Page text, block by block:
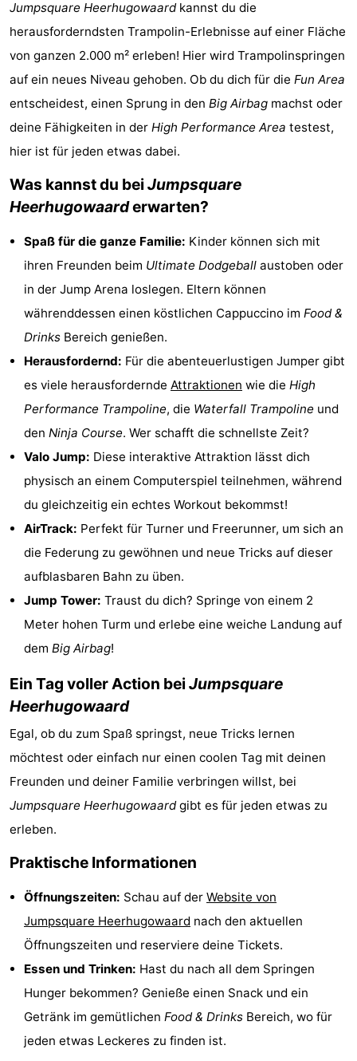
Strand
Sehen
tun
Museen
-
Aussichtspunkte
Attraktionen
-
Spielplätze
Indoor-
Spielplätze
Wellness-
Zentren
Dörfer
Städte
Natur
Sport
Schwimmbader
Radfahren
Wandern
Golfplatze
Sportangeln
Essen
und
Veranstaltungen
Forum
Route
-
Parken
Reisebuchshop
Nordholland
Natur
Schoorlse
Bergen
Jumpsquare Heerhugowaardkannst du die
herausforderndsten Trampolin-Erlebnisse auf einer Fläche
von ganzen 2.000 m² erleben! Hier wird Trampolinspringen
auf ein neues Niveau gehoben. Ob du dich für die Fun Area
entscheidest, einen Sprung in den Big Airbag machst oder
deine Fähigkeiten in der High Performance Area testest,
hier ist für jeden etwas dabei.
Was kannst du bei Jumpsquare
Heerhugowaarderwarten?
Spaß für die ganze Familie: Kinder können sich mit
ihren Freunden beim Ultimate Dodgeball austoben oder
in der Jump Arena loslegen. Eltern können
währenddessen einen köstlichen Cappuccino im Food &
Drinks Bereich genießen.
Herausfordernd: Für die abenteuerlustigen Jumper gibt
es viele herausfordernde Attraktionen wie die High
Performance Trampoline, die Waterfall Trampoline und
den Ninja Course. Wer schafft die schnellste Zeit?
Valo Jump: Diese interaktive Attraktion lässt dich
physisch an einem Computerspiel teilnehmen, während
du gleichzeitig ein echtes Workout bekommst!
AirTrack: Perfekt für Turner und Freerunner, um sich an
die Federung zu gewöhnen und neue Tricks auf dieser
aufblasbaren Bahn zu üben.
Jump Tower: Traust du dich? Springe von einem 2
Meter hohen Turm und erlebe eine weiche Landung auf
dem Big Airbag!
Ein Tag voller Action bei Jumpsquare
Heerhugowaard
Egal, ob du zum Spaß springst, neue Tricks lernen
möchtest oder einfach nur einen coolen Tag mit deinen
Freunden und deiner Familie verbringen willst, bei
Jumpsquare Heerhugowaardgibt es für jeden etwas zu
erleben.
Praktische Informationen
Öffnungszeiten: Schau auf der Website von
Jumpsquare Heerhugowaard nach den aktuellen
Öffnungszeiten und reserviere deine Tickets.
Essen und Trinken: Hast du nach all dem Springen
Hunger bekommen? Genieße einen Snack und ein
Getränk im gemütlichen Food & Drinks Bereich, wo für
jeden etwas Leckeres zu finden ist.